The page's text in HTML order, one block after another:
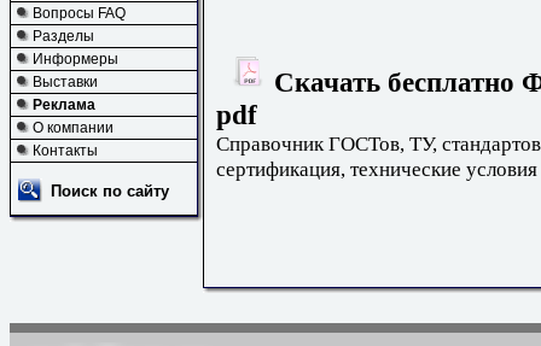
Вопросы FAQ
Разделы
Информеры
Выставки
Реклама
О компании
Контакты
Поиск по сайту
Скачать бесплатно
pdf
Справочник ГОСТов, ТУ,
сертификация, технические условия